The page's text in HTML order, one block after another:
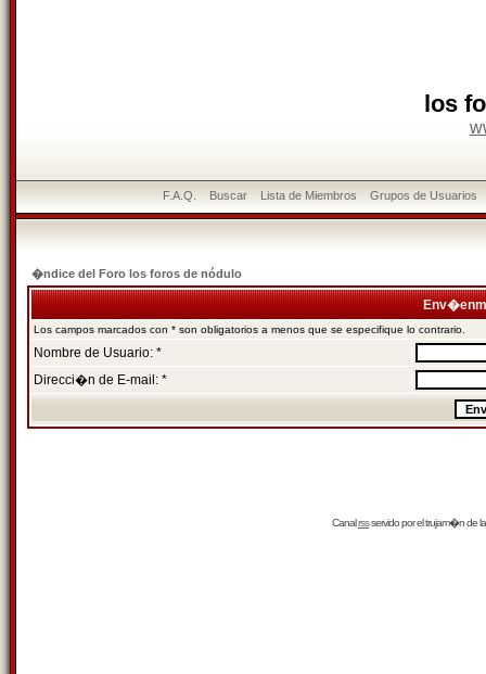
los
F.A.Q. Buscar Lista de Miembros Grupos de Usuarios
�ndice del Foro los foros de nódulo
Los campos marcados con * son obligatorios a menos que se especifique lo contrario.
Nombre de Usuario: *
Direcci�n de E-mail: *
Canalrssservido por eltrujam�nde